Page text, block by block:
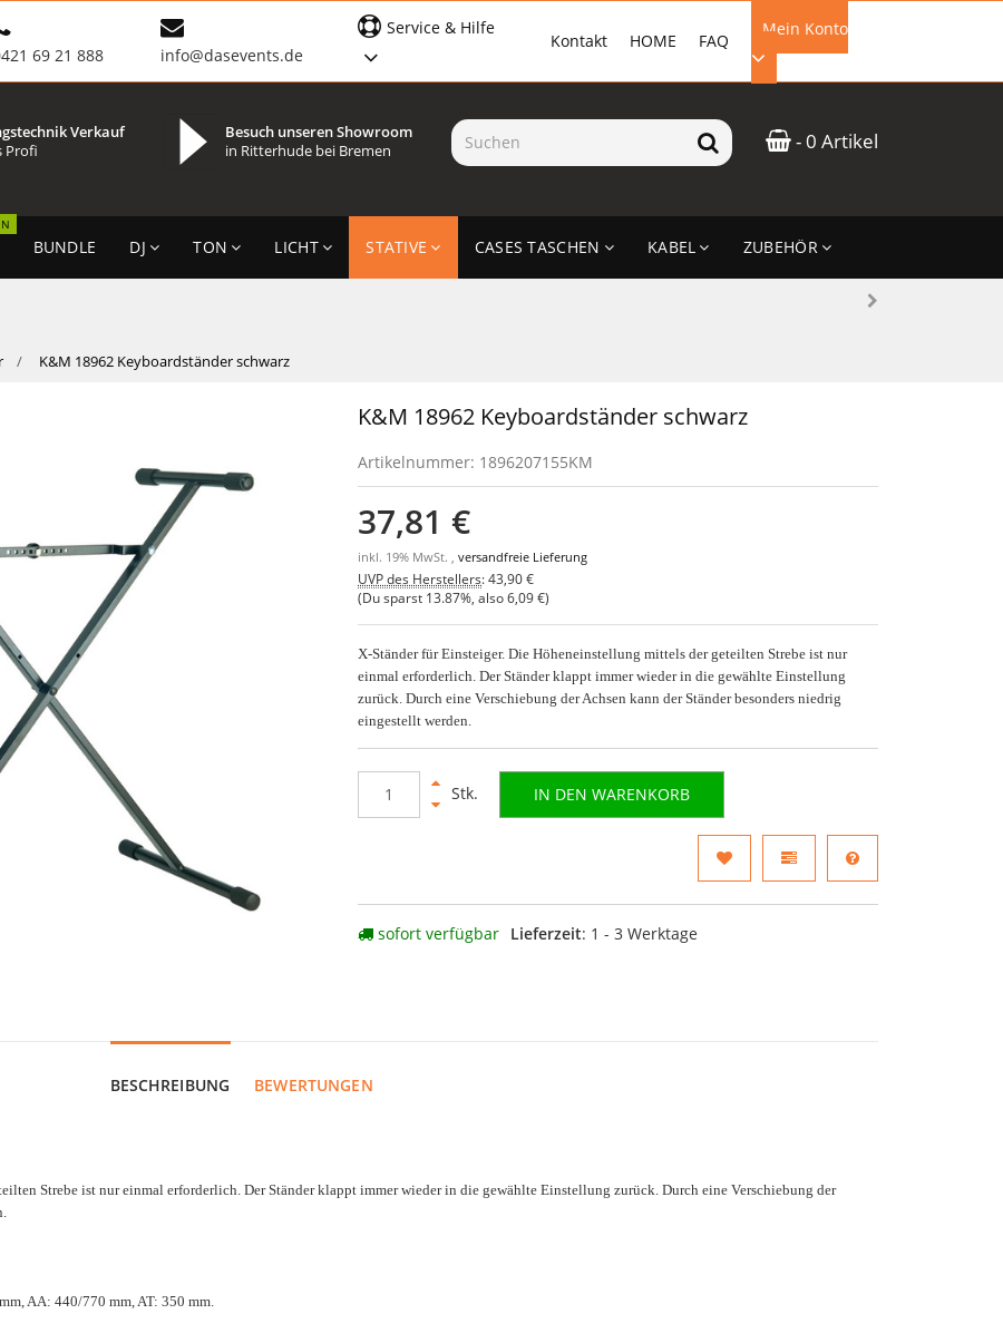
69 21 888 info@dasevents.de
Mein Konto
EMAIL-ADRESSE
ANMELDEN
FAQ
HOME
Kontakt
Service & Hilfe
- 0 Artikel
Verkauf
Profi
Besuch unseren Showroom
in Ritterhude bei Bremen
BUNDLE DJ TON LICHT STATIVE CASES TASCHEN KABEL ZUBEHÖR
K&M 18962 Keyboardständer schwarz
K&M 18962 Keyboardständer schwarz
Artikelnummer: 1896207155KM
37,81 €
inkl. 19% MwSt. ,versandfreie Lieferung
UVP des Herstellers:43,90 €
(Du sparst 13.87% , also6,09 €)
X-Ständer für Einsteiger. Die Höheneinstellung mittels der geteilten Strebe ist nur
einmal erforderlich. Der Ständer klappt immer wieder in die gewählte Einstellung
zurück. Durch eine Verschiebung der Achsen kann der Ständer besonders niedrig
eingestellt werden.
Stk. IN DEN WARENKORB
sofort verfügbar Lieferzeit: 1 - 3 Werktage
BESCHREIBUNG BEWERTUNGEN
Strebe ist nur einmal erforderlich. Der Ständer klappt immer wieder in die gewählte Einstellung zurück. Durch eine Verschiebung der
AA: 440/770 mm, AT: 350 mm.